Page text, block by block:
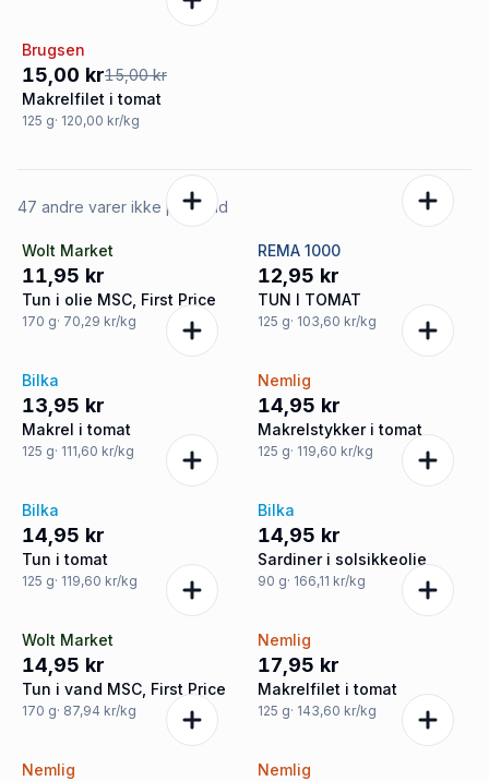
Tilbud
Brugsen
15,00 kr15,00 kr
Makrelfilet i tomat
125 g· 120,00 kr/kg
47 andre varer ikke på tilbud
Wolt Market
11,95 kr
Tun i olie MSC, First Price
170 g· 70,29 kr/kg
REMA 1000
12,95 kr
TUN I TOMAT
125 g· 103,60 kr/kg
Bilka
13,95 kr
Makrel i tomat
125 g· 111,60 kr/kg
Nemlig
14,95 kr
Makrelstykker i tomat
125 g· 119,60 kr/kg
Bilka
14,95 kr
Tun i tomat
125 g· 119,60 kr/kg
Bilka
14,95 kr
Sardiner i solsikkeolie
90 g· 166,11 kr/kg
Wolt Market
14,95 kr
Tun i vand MSC, First Price
170 g· 87,94 kr/kg
Nemlig
17,95 kr
Makrelfilet i tomat
125 g· 143,60 kr/kg
Nemlig Nemlig